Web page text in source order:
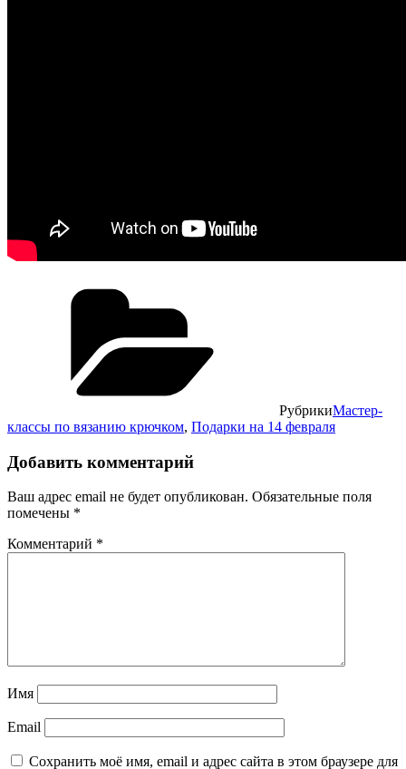
РубрикиМастер-
классы по вязанию крючком, Подарки на 14 февраля
Добавить комментарий
Ваш адрес email не будет опубликован. Обязательные поля
помечены *
Комментарий *
Имя
Email
Сохранить моё имя, email и адрес сайта в этом браузере для